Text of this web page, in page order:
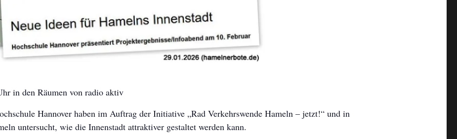
in den Räumen von radio aktiv
Hannover haben im Auftrag der Initiative „Rad Verkehrswende Hameln – jetzt!“ und in
untersucht, wie die Innenstadt attraktiver gestaltet werden kann.